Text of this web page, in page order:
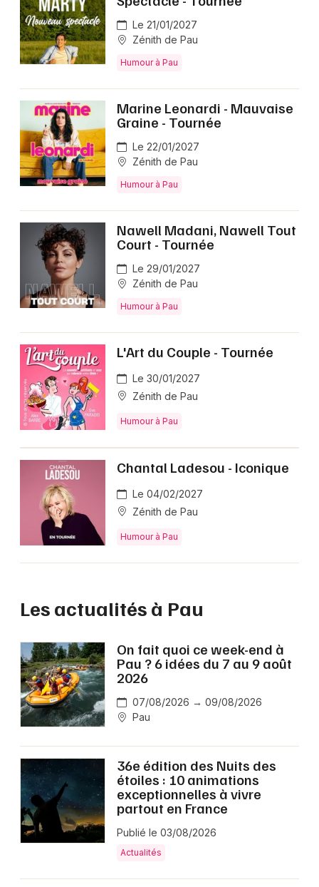
Le 21/01/2027
Zénith de Pau
Humour à Pau
Marine Leonardi - Mauvaise
Graine - Tournée
Le 22/01/2027
Zénith de Pau
Humour à Pau
Nawell Madani, Nawell Tout
Court - Tournée
Le 29/01/2027
Zénith de Pau
Humour à Pau
L'Art du Couple - Tournée
Le 30/01/2027
Zénith de Pau
Humour à Pau
Chantal Ladesou - Iconique
Le 04/02/2027
Zénith de Pau
Humour à Pau
Les actualités à Pau
On fait quoi ce week-end à
Pau ? 6 idées du 7 au 9 août
2026
07/08/2026 → 09/08/2026
Pau
36e édition des Nuits des
étoiles : 10 animations
exceptionnelles à vivre
partout en France
Publié le 03/08/2026
Actualités